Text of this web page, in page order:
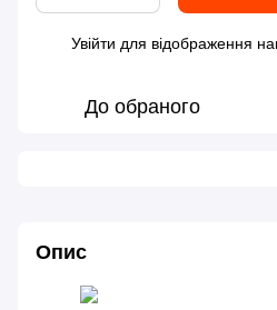
Увійти для відображення
До обраного
Опис